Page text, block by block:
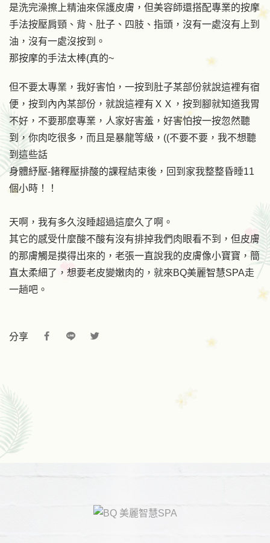
是洗完澡擦上精油來保護皮膚，但美容師還搭配專業的按摩
手法按壓肩頸、背、肚子、四肢、指頭，沒有一處沒有上到
油，沒有一處沒按到。
那按摩的手法太棒(真的~
但不要太專業，我好害怕，一按到肚子某部份就說這裡有宿
便，按到內內某部份，就說這裡有ＸＸ，按到腳就知道我胃
不好，不要那麼專業，人家好害羞，好害怕按一按忽然聽
到，你肉吃很多，而且是暴龍等級，((不要不要，我不想聽
到這些話
身體紓壓-鍺釋壓排酸的課程結束後，回到家我整整昏睡11
個小時！！
天啊，我有多久沒睡超過這麼久了啊。
其它的感受什麼酸不酸有沒有排掉我們肉眼看不到，但皮膚
的那膚觸是摸得出來的，老張一直說我的皮膚像小寶寶，簡
直太柔細了，想要老皮變嫩肉的，就來BQ美麗智慧SPA走
一趟吧。
分享